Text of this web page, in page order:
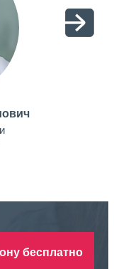
бесплатно